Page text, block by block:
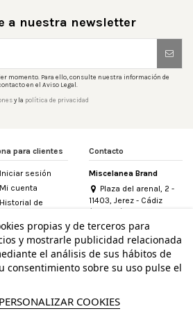
a nuestra newsletter
momento. Para ello, consulte nuestra información de
en el Aviso Legal.
y la política de privacidad
para clientes
Iniciar sesión
Mi cuenta
Historial de
con
de
desistimiento
Contacto
Miscelanea Brand
Plaza del arenal, 2 -
11403, Jerez - Cádiz
(España)
956 155 340
info@miscelanea.online
propias y de terceros para
y mostrarle publicidad relacionada
el análisis de sus hábitos de
consentimiento sobre su uso pulse el
PERSONALIZAR COOKIES
de desistimiento